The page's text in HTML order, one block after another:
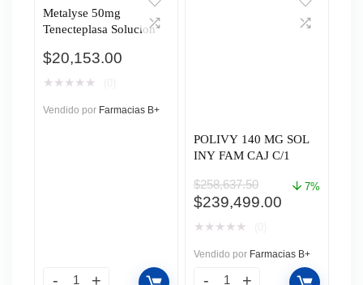
Metalyse 50mg
Tenecteplasa Solucion
$20,153.00
★ ★ ★ ★ ★
Vendido por Farmacias B+
POLIVY 140 MG SOL
INY FAM CAJ C/1
$258,637.50
El
precio
era:
$258,637.50.
$239,499.00El
es:
7%
★ ★ ★ ★ ★
Vendido por Farmacias B+